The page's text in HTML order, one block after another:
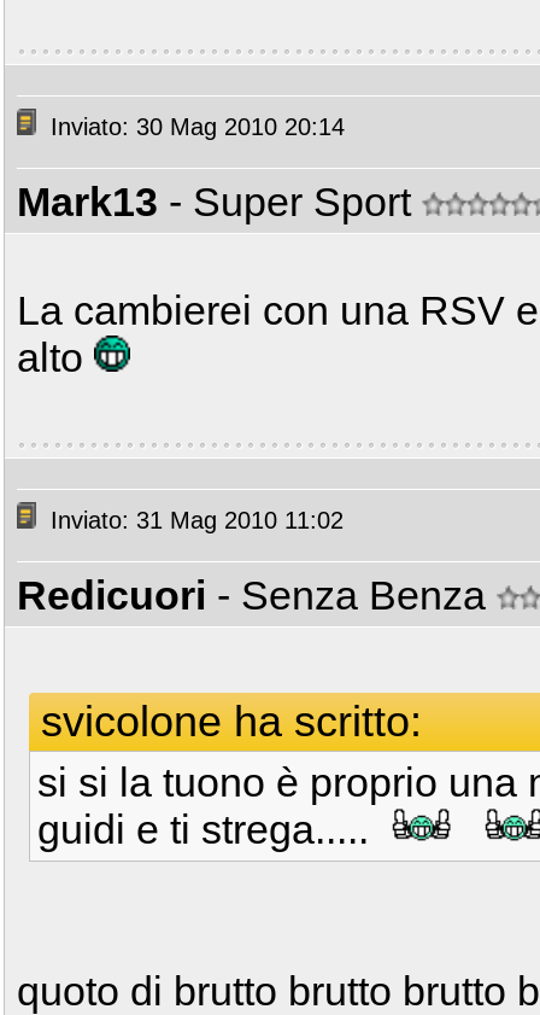
Inviato: 30 Mag 2010 20:14
Mark13 - Super Sport
La cambierei con una RSV
alto
Inviato: 31 Mag 2010 11:02
Redicuori - Senza Benza
svicolone ha scritto:
si si la tuono è proprio una
guidi e ti strega.....
quoto di brutto brutto brutto